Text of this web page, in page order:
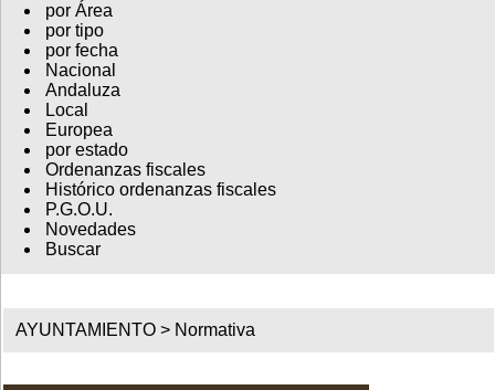
por Área
por tipo
por fecha
Nacional
Andaluza
Local
Europea
por estado
Ordenanzas fiscales
Histórico ordenanzas fiscales
P.G.O.U.
Novedades
Buscar
AYUNTAMIENTO > Normativa